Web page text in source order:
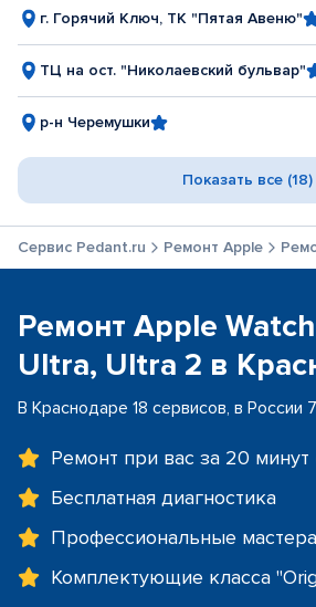
г. Горячий Ключ, ТК "Пятая Авеню"
ТЦ на ост. "Николаевский бульвар"
р-н Черемушки
Показать все (18)
Сервис Pedant.ru Ремонт Apple
Ремонт Apple
Ultra, Ultra 2 в
В Краснодаре 18 сервисов, в России
Ремонт при вас за 20 минут
Бесплатная диагностика
Профессиональные мастера
Комплектующие класса